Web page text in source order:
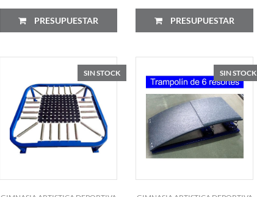
PRESUPUESTAR PRESUPUESTAR
SIN STOCK SIN STOCK